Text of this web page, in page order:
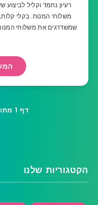
רעיון נחמד וקליל
משלוחי המנות. בקלי קלות,
שמשדרגים את משלוחי
דף 1 מתוך 2
הקטגוריות שלנו